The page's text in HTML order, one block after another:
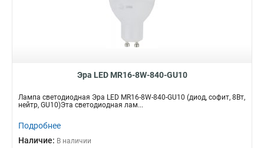
Эра LED MR16-8W-840-GU10
Лампа светодиодная Эра LED MR16-8W-840-GU10 (диод, софит, 8Вт,
нейтр, GU10)Эта светодиодная лам...
Подробнее
Наличие: В наличии